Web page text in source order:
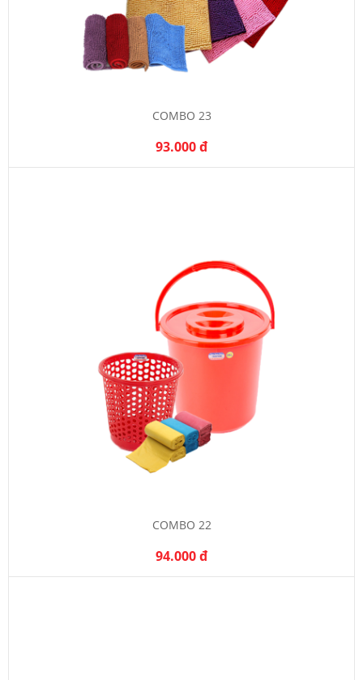
COMBO 23
93.000 đ
COMBO 22
94.000 đ